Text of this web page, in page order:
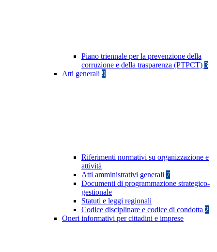
Piano triennale per la prevenzione della
corruzione e della trasparenza (PTPCT) 3
Atti generali 9
Riferimenti normativi su organizzazione e
attività
Atti amministrativi generali 7
Documenti di programmazione strategico-
gestionale
Statuti e leggi regionali
Codice disciplinare e codice di condotta 2
Oneri informativi per cittadini e imprese